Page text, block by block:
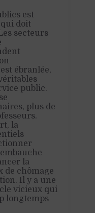
est
doit
secteurs
ébranlée,
public.
plus de
la
la
de chômage
Il y a une
vicieux qui
longtemps